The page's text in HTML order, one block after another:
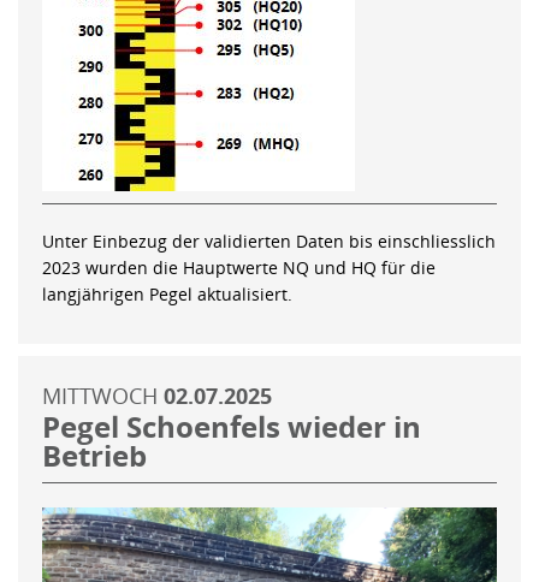
Unter Einbezug der validierten Daten bis einschliesslich
2023 wurden die Hauptwerte NQ und HQ für die
langjährigen Pegel aktualisiert.
MITTWOCH 02.07.2025
Pegel Schoenfels wieder in
Betrieb